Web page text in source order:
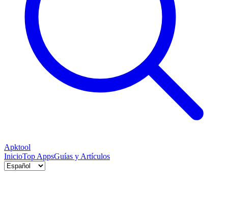
Apktool
InicioTop AppsGuías y Artículos